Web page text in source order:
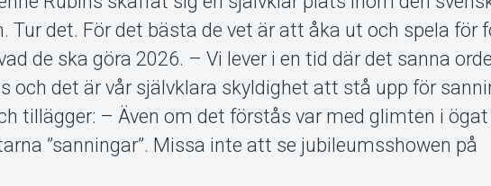
Tur det. För det bästa de vet är att åka ut och spela för
de ska göra 2026. – Vi lever i en tid där det sanna
och det är vår självklara skyldighet att stå upp för
tillägger: – Även om det förstås var med glimten i
”sanningar”. Missa inte att se jubileumsshowen på